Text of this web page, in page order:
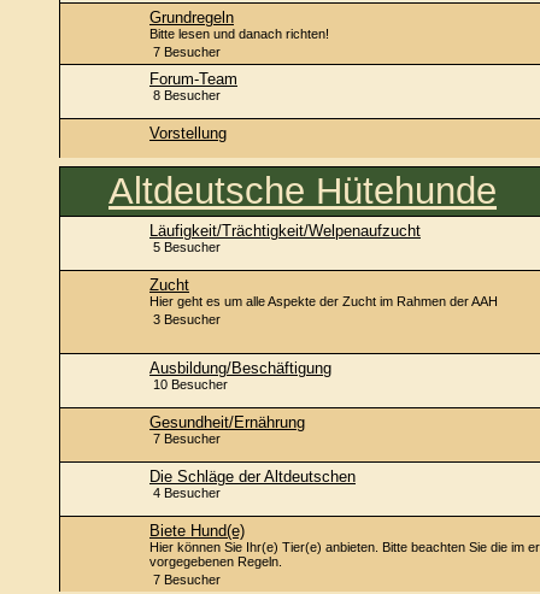
Grundregeln
Bitte lesen und danach richten!
7 Besucher
Forum-Team
8 Besucher
Vorstellung
Altdeutsche Hütehunde
Läufigkeit/Trächtigkeit/Welpenaufzucht
5 Besucher
Zucht
Hier geht es um alle Aspekte der Zucht im Rahmen der AAH
3 Besucher
Ausbildung/Beschäftigung
10 Besucher
Gesundheit/Ernährung
7 Besucher
Die Schläge der Altdeutschen
4 Besucher
Biete Hund(e)
Hier können Sie Ihr(e) Tier(e) anbieten. Bitte beachten Sie die im
vorgegebenen Regeln.
7 Besucher